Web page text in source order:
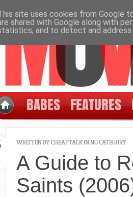
BABES FEATURES
WRITTEN BY CHEAPTALK IN NO CATEGORY
A Guide to
Saints
site uses cookies from Google
shared with Google along with
and to detect and address